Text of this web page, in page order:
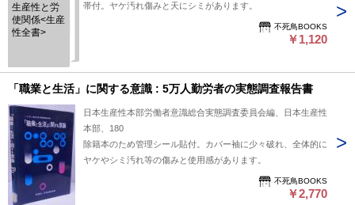
生産性と労
使関係<生産
性全書>
帯付。ヤケ汚れ傷みと天にシミがあります。
不死鳥BOOKS
￥1,120
「職業と生活」に関する意識 : 5万人勤労者の実態調査報告書
日本生産性本部労働者意識総合実態調査委員会編、日本生産性
本部、180
除籍本のため管理シール貼付。カバー袖に少々破れ、全体的に
ヤケやシミ汚れ等の傷みと使用感があります。
不死鳥BOOKS
￥2,770